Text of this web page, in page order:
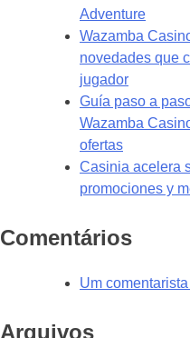
Adventure
Wazamba
novedades que
jugador
Guía paso a
Wazamba
ofertas
Casinia acelera
promociones y
Comentários
Um
Arquivos